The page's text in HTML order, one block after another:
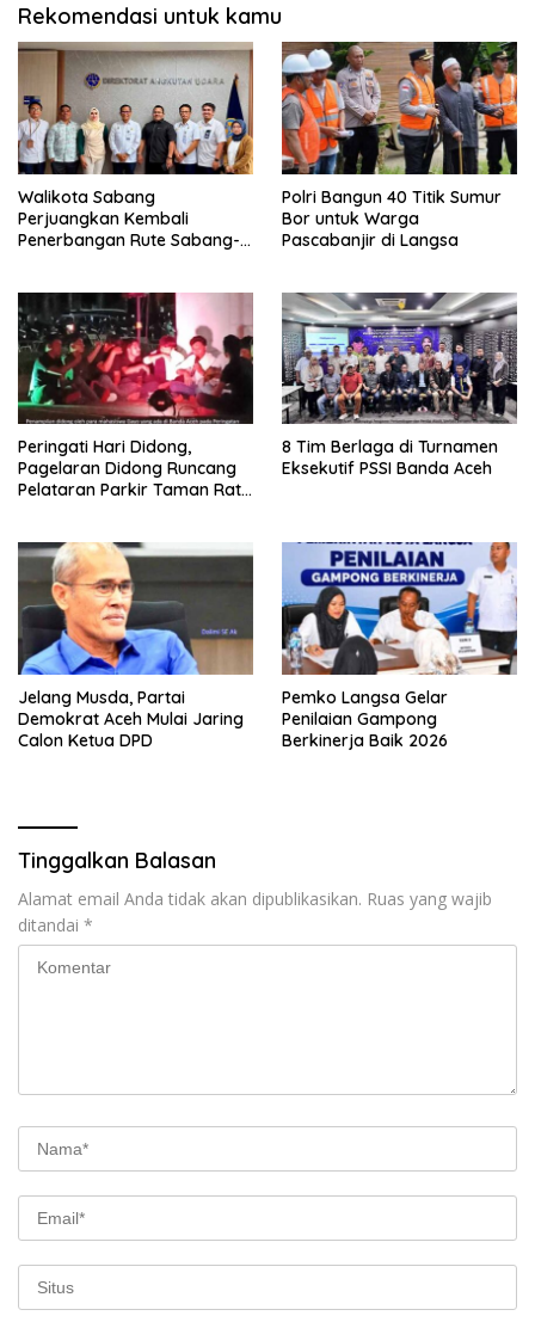
Rekomendasi untuk kamu
Walikota Sabang
Perjuangkan Kembali
Penerbangan Rute Sabang-
Polri Bangun 40 Titik Sumur
Bor untuk Warga
Pascabanjir di Langsa
Peringati Hari Didong,
Pagelaran Didong Runcang
Pelataran Parkir Taman Ratu
8 Tim Berlaga di Turnamen
Eksekutif PSSI Banda Aceh
Jelang Musda, Partai
Demokrat Aceh Mulai Jaring
Calon Ketua DPD
Pemko Langsa Gelar
Penilaian Gampong
Berkinerja Baik 2026
Tinggalkan Balasan
Alamat email Anda tidak akan dipublikasikan. Ruas yang wajib
ditandai *